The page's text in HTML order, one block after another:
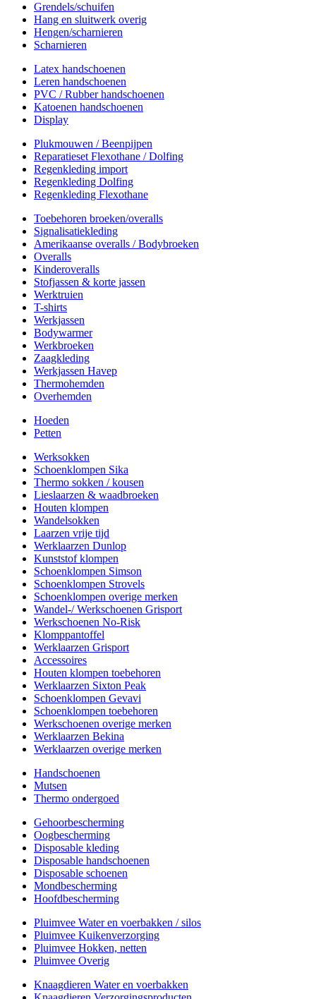
Grendels/schuifen
Hang en sluitwerk overig
Hengen/scharnieren
Scharnieren
Latex handschoenen
Leren handschoenen
PVC / Rubber handschoenen
Katoenen handschoenen
Display
Plukmouwen / Beenpijpen
Reparatieset Flexothane / Dolfing
Regenkleding import
Regenkleding Dolfing
Regenkleding Flexothane
Toebehoren broeken/overalls
Signalisatiekleding
Amerikaanse overalls / Bodybroeken
Overalls
Kinderoveralls
Stofjassen & korte jassen
Werktruien
T-shirts
Werkjassen
Bodywarmer
Werkbroeken
Zaagkleding
Werkjassen Havep
Thermohemden
Overhemden
Hoeden
Petten
Werksokken
Schoenklompen Sika
Thermo sokken / kousen
Lieslaarzen & waadbroeken
Houten klompen
Wandelsokken
Laarzen vrije tijd
Werklaarzen Dunlop
Kunststof klompen
Schoenklompen Simson
Schoenklompen Strovels
Schoenklompen overige merken
Wandel-/ Werkschoenen Grisport
Werkschoenen No-Risk
Klomppantoffel
Werklaarzen Grisport
Accessoires
Houten klompen toebehoren
Werklaarzen Sixton Peak
Schoenklompen Gevavi
Schoenklompen toebehoren
Werkschoenen overige merken
Werklaarzen Bekina
Werklaarzen overige merken
Handschoenen
Mutsen
Thermo ondergoed
Gehoorbescherming
Oogbescherming
Disposable kleding
Disposable handschoenen
Disposable schoenen
Mondbescherming
Hoofdbescherming
Pluimvee Water en voerbakken / silos
Pluimvee Kuikenverzorging
Pluimvee Hokken, netten
Pluimvee Overig
Knaagdieren Water en voerbakken